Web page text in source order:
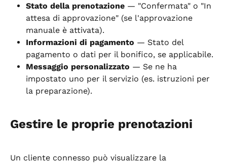
Stato della prenotazione — "Confermata" o "In
attesa di approvazione" (se l'approvazione
manuale è attivata).
Informazioni di pagamento — Stato del
pagamento o dati per il bonifico, se applicabile.
Messaggio personalizzato — Se ne ha
impostato uno per il servizio (es. istruzioni per
la preparazione).
Gestire le proprie prenotazioni
Un cliente connesso può visualizzare la